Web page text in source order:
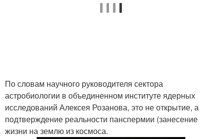
По словам научного руководителя сектора
астробиологии в объединенном институте ядерных
исследований Алексея Розанова, это не открытие, а
подтверждение реальности панспермии (занесение
жизни на землю из космоса.